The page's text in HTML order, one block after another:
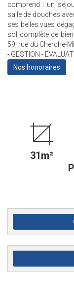
comprend : un
salle de douches
ses belles vues
sol complète ce
59, rue du Cherche-
- GESTION -
Nos honoraires
31m²